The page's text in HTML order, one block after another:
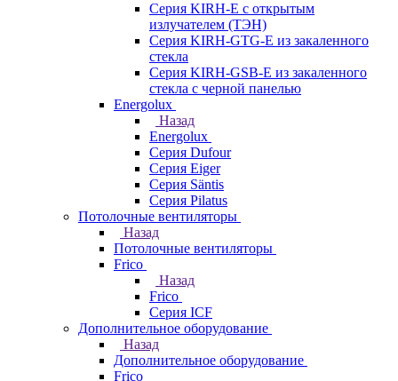
Серия KIRH-E с открытым
излучателем (ТЭН)
Серия KIRH-GTG-E из закаленного
стекла
Серия KIRH-GSB-E из закаленного
стекла с черной панелью
Energolux
Назад
Energolux
Серия Dufour
Серия Eiger
Серия Säntis
Серия Pilatus
Потолочные вентиляторы
Назад
Потолочные вентиляторы
Frico
Назад
Frico
Серия ICF
Дополнительное оборудование
Назад
Дополнительное оборудование
Frico